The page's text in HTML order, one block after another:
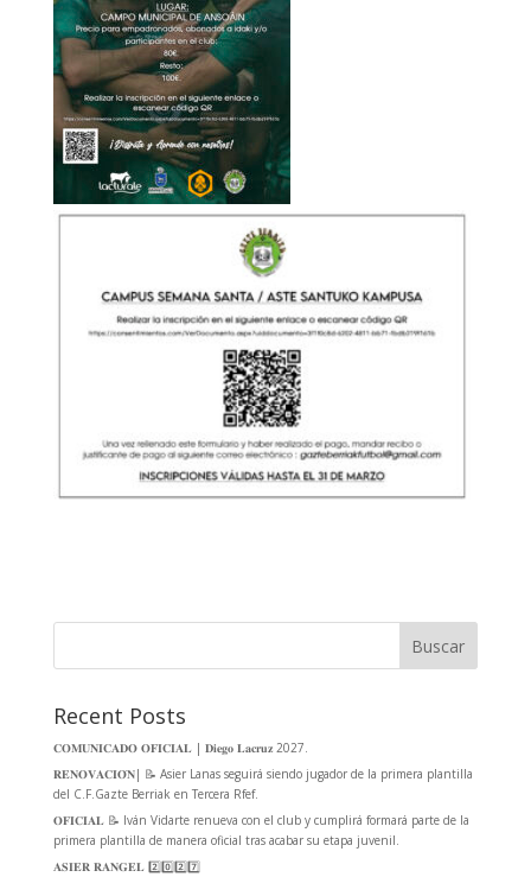
Buscar
Recent Posts
𝐂𝐎𝐌𝐔𝐍𝐈𝐂𝐀𝐃𝐎 𝐎𝐅𝐈𝐂𝐈𝐀𝐋 | 𝐃𝐢𝐞𝐠𝐨 𝐋𝐚𝐜𝐫𝐮𝐳 2027.
𝐑𝐄𝐍𝐎𝐕𝐀𝐂𝐈𝐎́𝐍| 📝 Asier Lanas seguirá siendo jugador de la primera plantilla
del C.F.Gazte Berriak en Tercera Rfef.
𝐎𝐅𝐈𝐂𝐈𝐀𝐋 📝 Iván Vidarte renueva con el club y cumplirá formará parte de la
primera plantilla de manera oficial tras acabar su etapa juvenil.
𝐀𝐒𝐈𝐄𝐑 𝐑𝐀𝐍𝐆𝐄𝐋 2️⃣0️⃣2️⃣7️⃣